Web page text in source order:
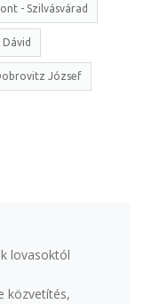
- Szilvásvárad
Dávid
József
lovasoktól
közvetítés,